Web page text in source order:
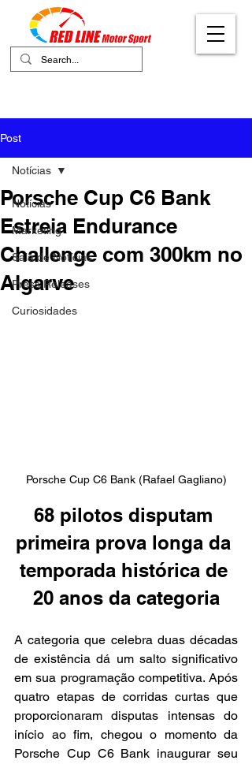
Post
Notícias
Marketing
Sala de Notícias
Press Releases
Curiosidades
Notícias
Porsche Cup C6 Bank
Estreia Endurance
Challenge com 300km no
Algarve
Porsche Cup C6 Bank (Rafael Gagliano)
68 pilotos disputam
primeira prova longa da
temporada histórica de
20 anos da categoria
A categoria que celebra duas décadas
de existência dá um salto significativo
em sua programação competitiva. Após
quatro etapas de corridas curtas que
proporcionaram disputas intensas do
início ao fim, chegou o momento da
Porsche Cup C6 Bank inaugurar seu